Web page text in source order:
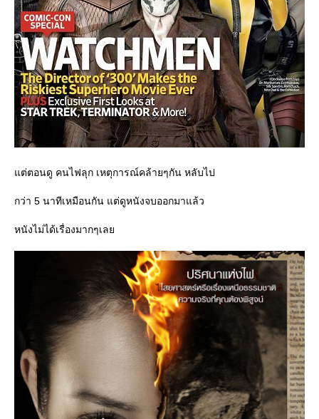
ต่ตอนดู คนไฟลุก เหตุการณ์คล้ายๆกัน หลับไป
กว่า 5 นาทีเหมือนกัน แต่ดูหนังจบออกมาแล้ว
หนังไม่ได้เรื่องมากๆเล